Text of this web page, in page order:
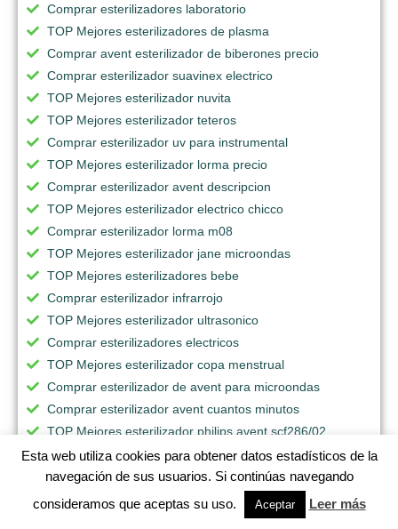
Comprar esterilizadores laboratorio
TOP Mejores esterilizadores de plasma
Comprar avent esterilizador de biberones precio
Comprar esterilizador suavinex electrico
TOP Mejores esterilizador nuvita
TOP Mejores esterilizador teteros
Comprar esterilizador uv para instrumental
TOP Mejores esterilizador lorma precio
Comprar esterilizador avent descripcion
TOP Mejores esterilizador electrico chicco
Comprar esterilizador lorma m08
TOP Mejores esterilizador jane microondas
TOP Mejores esterilizadores bebe
Comprar esterilizador infrarrojo
TOP Mejores esterilizador ultrasonico
Comprar esterilizadores electricos
TOP Mejores esterilizador copa menstrual
Comprar esterilizador de avent para microondas
Comprar esterilizador avent cuantos minutos
TOP Mejores esterilizador philips avent scf286/02
TOP Mejores esterilizador industrial para alimentos
Comprar esterilizador luz ultravioleta
Comprar esterilizador avent coppel
TOP Mejores esterilizador avent sears
Esta web utiliza cookies para obtener datos estadísticos de la
navegación de sus usuarios. Si continúas navegando
consideramos que aceptas su uso.
Aceptar Leer más